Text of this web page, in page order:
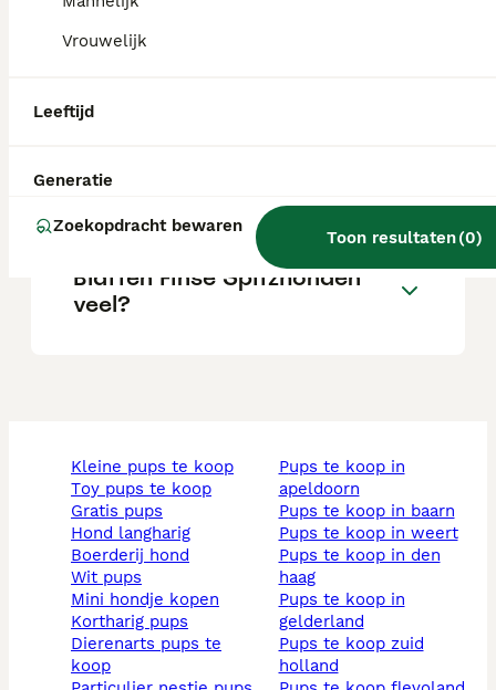
Vrouwelijk
Leeftijd
Generatie
Zoekopdracht bewaren
Toon resultaten(0)
Hoe is het karakter van een
Nederland?
Blaffen Finse Spitzhonden
veel?
kleine pups te koop
toy pups te koop
gratis pups
hond langharig
boerderij hond
wit pups
mini hondje kopen
kortharig pups
dierenarts pups te
koop
pups te koop in
apeldoorn
pups te koop in baarn
pups te koop in weert
pups te koop in den
haag
pups te koop in
gelderland
pups te koop zuid
holland